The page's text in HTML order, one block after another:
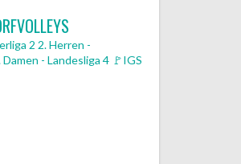
2 2. Herren -
Damen - Landesliga 4 🚩IGS